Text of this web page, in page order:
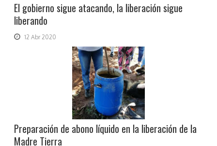
El gobierno sigue atacando, la liberación sigue
liberando
12 Abr 2020
Preparación de abono líquido en la liberación de la
Madre Tierra